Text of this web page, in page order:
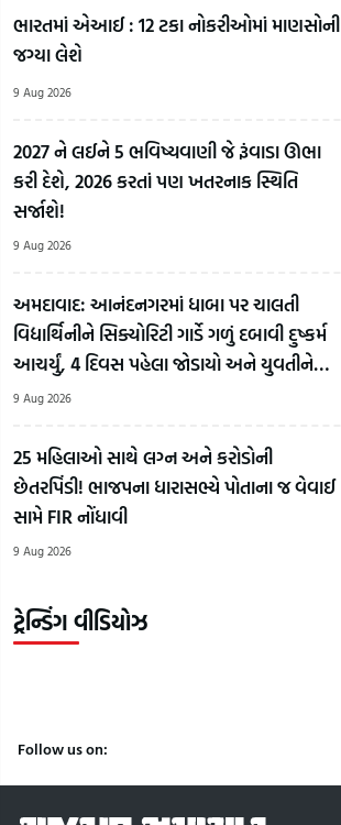
ભારતમાં એઆઈ : 12 ટકા નોકરીઓમાં માણસોની
જગ્યા લેશે
9 Aug 2026
2027 ને લઈને 5 ભવિષ્યવાણી જે રૂંવાડા ઊભા
કરી દેશે, 2026 કરતાં પણ ખતરનાક સ્થિતિ
સર્જાશે!
9 Aug 2026
અમદાવાદ: આનંદનગરમાં ધાબા પર ચાલતી
વિદ્યાર્થિનીને સિક્યોરિટી ગાર્ડે ગળું દબાવી દુષ્કર્મ
આચર્યું, 4 દિવસ પહેલા જોડાયો અને યુવતીને
પીંખી
9 Aug 2026
25 મહિલાઓ સાથે લગ્ન અને કરોડોની
છેતરપિંડી! ભાજપના ધારાસભ્યે પોતાના જ વેવાઈ
સામે FIR નોંધાવી
9 Aug 2026
ટ્રેન્ડિંગ વીડિયોઝ
'ટોક્સિક'
ફિલ્મમાં
કામ કરવા
અભિનેત્રી
હુમા
કુરેશીએ
વ્યક્ત કરી
ખુશી |
Samachar
9
ઈન્ડિયામાં
અંગે શું
Follow us on: